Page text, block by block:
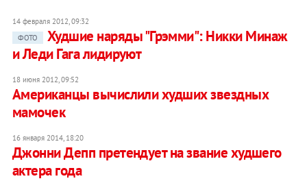
14 февраля 2012, 09:32
ФОТО
Худшие наряды "Грэмми": Никки Минаж
и Леди Гага лидируют
18 июня 2012, 09:52
Американцы вычислили худших звездных
мамочек
16 января 2014, 18:20
Джонни Депп претендует на звание худшего
актера года